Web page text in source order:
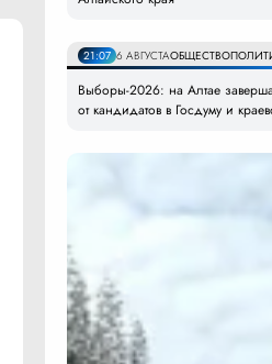
21:07 6 АВГУСТАОБЩЕСТВО
Выборы-2026: на Алтае
от кандидатов в Госдуму и